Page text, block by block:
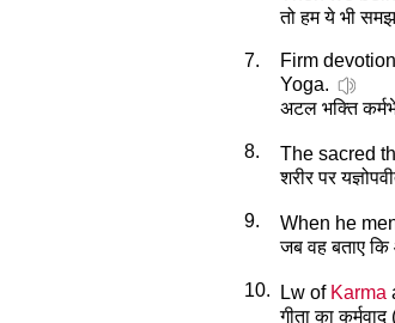
तो हम ये भी
7. Firm
Yoga.
अटल भक्ति
8. The sacred
शरीर पर
9. When he
जब वह बताए कि
10. Lw of Karma
गीता का कर्मवाद